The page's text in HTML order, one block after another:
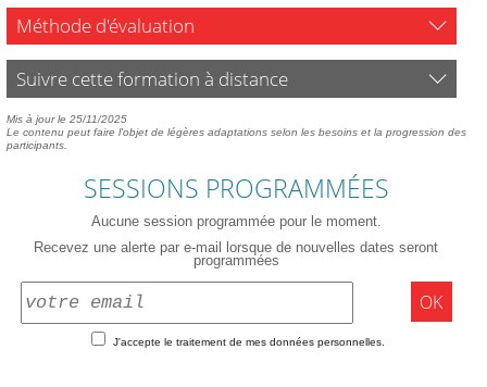
Méthode d'évaluation
Suivre cette formation à distance
Mis à jour le 25/11/2025
Le contenu peut faire l'objet de légères adaptations selon les besoins et la progression des
participants.
SESSIONS PROGRAMMÉES
Aucune session programmée pour le moment.
Recevez une alerte par e-mail lorsque de nouvelles dates seront
programmées
OK
J'accepte le traitement de mes données personnelles.